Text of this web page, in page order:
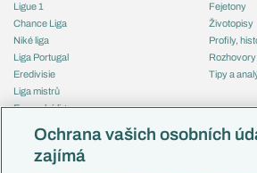
Ligue 1
Chance Liga
Niké liga
Liga Portugal
Eredivisie
Liga mistrů
Evropská liga
Mistrovství světa
Liga národů
Fejetony
Životopisy
Profily,
Rozhovory
Tipy a
Česko
Ochrana vašich osobních
zajímá